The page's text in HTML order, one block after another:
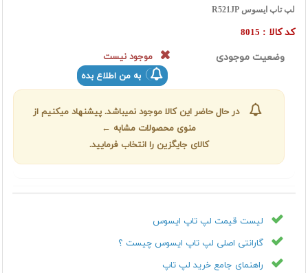
لپ تاپ ایسوس R521JP
کد کالا : 8015
وضعیت موجودی
موجود نیست
به من اطلاع بده
در حال حاضر این کالا موجود نمیباشد. پیشنهاد میکنیم از
منوی محصولات مشابه ←
کالای جایگزین را انتخاب فرمایید.
لیست قیمت لپ تاپ ایسوس
گارانتی اصلی لپ تاپ ایسوس چیست ؟
راهنمای جامع خرید لپ تاپ